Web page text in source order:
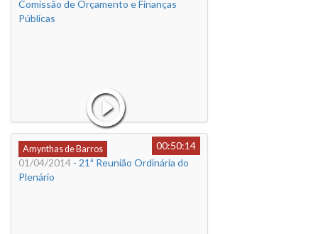
Comissão de Orçamento e Finanças
Públicas
Amynthas de Barros
00:50:14
01/04/2014 - 21ª Reunião Ordinária do
Plenário